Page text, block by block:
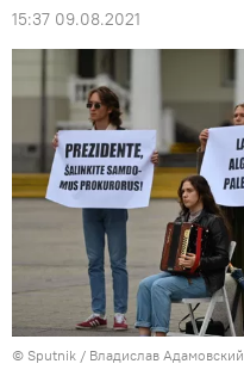
15:37 09.08.2021
© Sputnik / Владислав Адамовский